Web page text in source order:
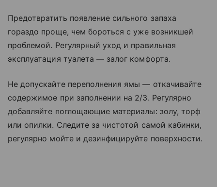
Предотвратить появление сильного запаха
гораздо проще, чем бороться с уже возникшей
проблемой. Регулярный уход и правильная
эксплуатация туалета — залог комфорта.
Не допускайте переполнения ямы — откачивайте
содержимое при заполнении на 2/3. Регулярно
добавляйте поглощающие материалы: золу, торф
или опилки. Следите за чистотой самой кабинки,
регулярно мойте и дезинфицируйте поверхности.